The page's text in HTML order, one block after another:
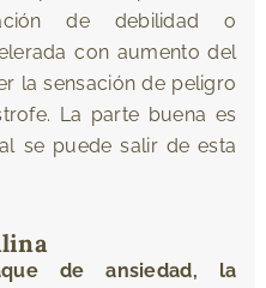
de debilidad o
con aumento del
la sensación de peligro
La parte buena es
se puede salir de esta
de ansiedad, la